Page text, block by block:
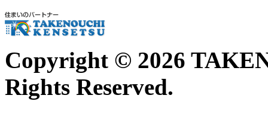
Copyright © 2026
Rights Reserved.